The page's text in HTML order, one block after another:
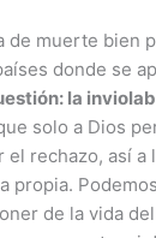
de muerte bien
donde se
la
solo a Dios
el rechazo, así
propia.
de la vida